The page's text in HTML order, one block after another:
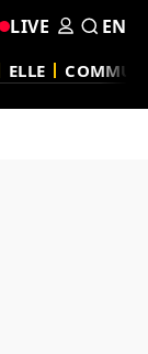
ELLE
LIVE EN